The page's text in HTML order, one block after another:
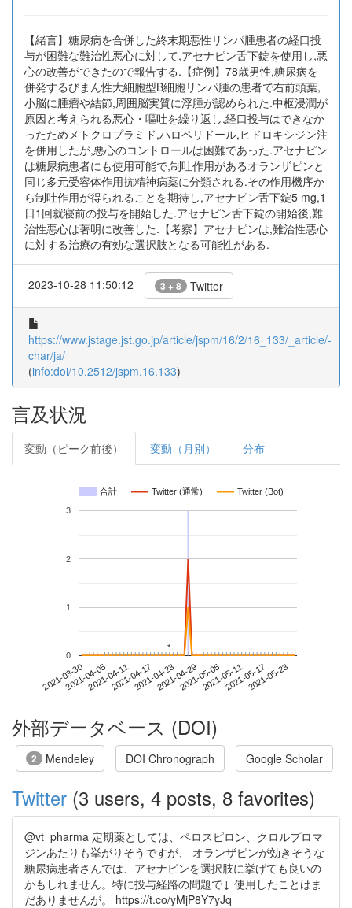
【緒言】糖尿病を合併した終末期悪性リンパ腫患者の経口投
与が困難な難治性悪心に対して,アセナピン舌下錠を使用し,悪
心の改善ができたので報告する.【症例】78歳男性,糖尿病を
併発するびまん性大細胞型B細胞リンパ腫の患者で右前頭葉,
小脳に腫瘤や結節,周囲脳実質に浮腫が認められた.中枢浸潤が
原因と考えられる悪心・嘔吐を繰り返し,経口投与はできなか
ったためメトクロプラミド,ハロペリドール,ヒドロキシジン注
を併用したが,悪心のコントロールは困難であった.アセナピン
は糖尿病患者にも使用可能で,制吐作用があるオランザピンと
同じ多元受容体作用抗精神病薬に分類される.その作用機序か
ら制吐作用が得られることを期待し,アセナピン舌下錠5 mg,1
日1回就寝前の投与を開始した.アセナピン舌下錠の開始後,難
治性悪心は著明に改善した.【考察】アセナピンは,難治性悪心
に対する治療の有効な選択肢となる可能性がある.
2023-10-28 11:50:12 3 + 8 Twitter
https://www.jstage.jst.go.jp/article/jspm/16/2/16_133/_article/-
char/ja/
(info:doi/10.2512/jspm.16.133)
言及状況
変動（ピーク前後） 変動（月別） 分布
合計 Twitter (通常) Twitter (Bot)
2021-03-302021-04-052021-04-112021-04-172021-04-232021-04-292021-05-052021-05-112021-05-172021-05-23
0
1
2
3
**
外部データベース (DOI)
2 Mendeley DOI Chronograph Google Scholar
Twitter (3 users, 4 posts, 8 favorites)
@vt_pharma 定期薬としては、ペロスピロン、クロルプロマ
ジンあたりも挙がりそうですが、 オランザピンが効きそうな
糖尿病患者さんでは、アセナピンを選択肢に挙げても良いの
かもしれません。特に投与経路の問題で↓ 使用したことはま
だありませんが。 https://t.co/yMjP8Y7yJq